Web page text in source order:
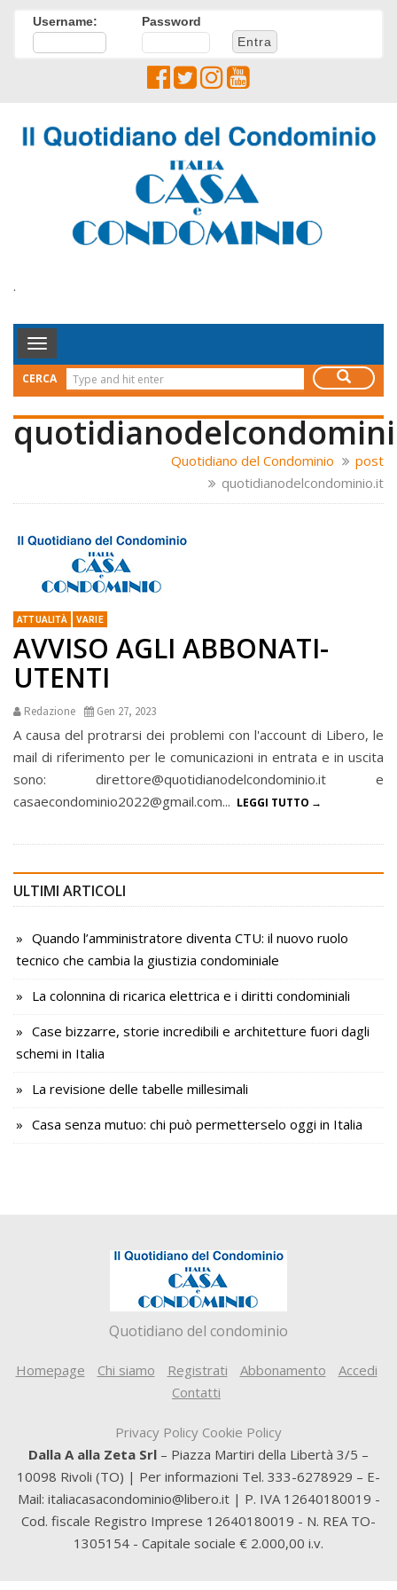
Username: Password
.
Toggle
Navigation
CERCA
Quotidiano del Condominio
post
quotidianodelcondominio.it
ATTUALITÀ VARIE
AVVISO AGLI ABBONATI-
UTENTI
Redazione Gen 27, 2023
A causa del protrarsi dei problemi con l'account di Libero, le
mail di riferimento per le comunicazioni in entrata e in uscita
sono: direttore@quotidianodelcondominio.it e
casaecondominio2022@gmail.com... LEGGI TUTTO
ULTIMI ARTICOLI
Quando l’amministratore diventa CTU: il nuovo ruolo
tecnico che cambia la giustizia condominiale
La colonnina di ricarica elettrica e i diritti condominiali
Case bizzarre, storie incredibili e architetture fuori dagli
schemi in Italia
La revisione delle tabelle millesimali
Casa senza mutuo: chi può permetterselo oggi in Italia
Quotidiano del condominio
Homepage Chi siamo Registrati Abbonamento
Accedi
Contatti
Privacy Policy Cookie Policy
Dalla A alla Zeta Srl – Piazza Martiri della Libertà 3/5 –
10098 Rivoli (TO) | Per informazioni Tel. 333-6278929 – E-
Mail: italiacasacondominio@libero.it | P. IVA 12640180019 -
Cod. fiscale Registro Imprese 12640180019 - N. REA TO-
1305154 - Capitale sociale € 2.000,00 i.v.